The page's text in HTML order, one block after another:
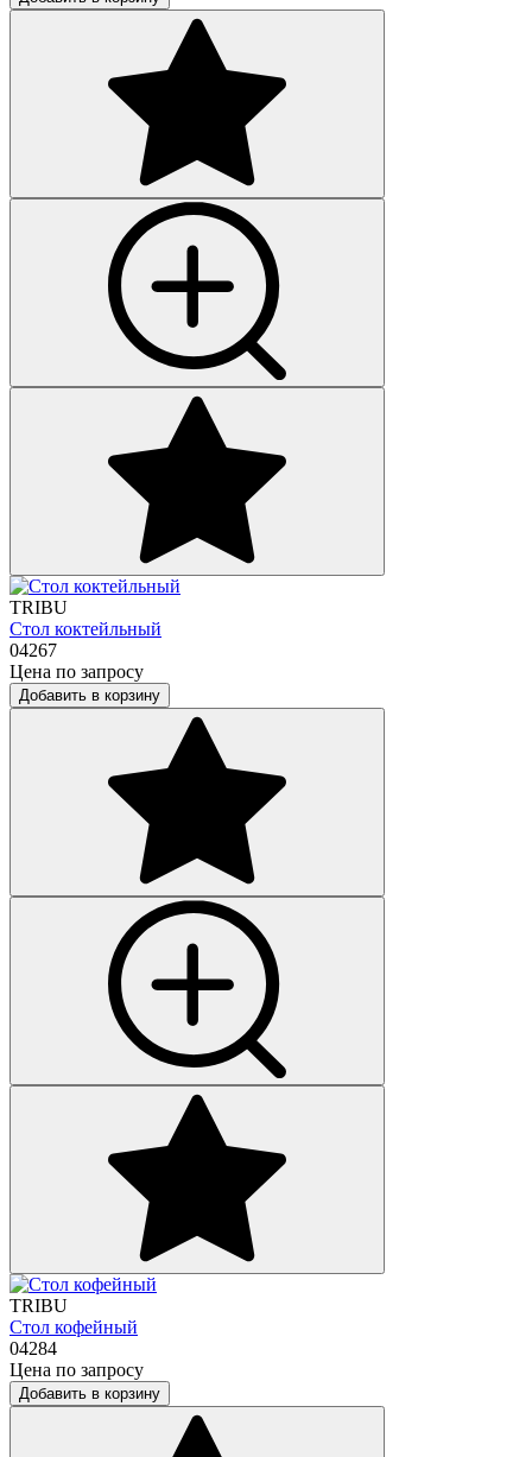
TRIBU
Стол коктейльный
04267
Цена по запросу
Добавить в корзину
TRIBU
Стол кофейный
04284
Цена по запросу
Добавить в корзину